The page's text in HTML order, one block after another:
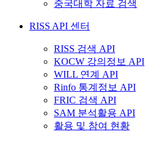
중국대학 자료 검색
RISS API 센터
RISS 검색 API
KOCW 강의정보 API
WILL 연계 API
Rinfo 통계정보 API
FRIC 검색 API
SAM 분석활용 API
활용 및 참여 현황